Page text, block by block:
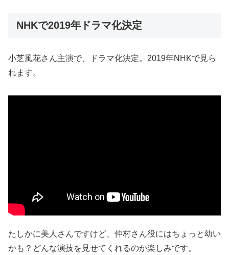
NHKで2019年ドラマ化決定
小芝風花さん主演で、ドラマ化決定。2019年NHKで見ら
れます。
たしかに美人さんですけど、仲村さん役にはちょっと幼い
かも？どんな演技を見せてくれるのか楽しみです。